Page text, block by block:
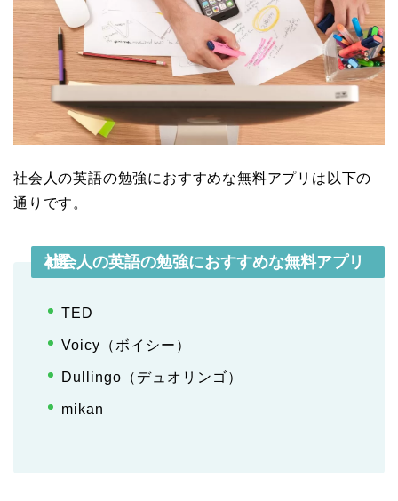
社会人の英語の勉強におすすめな無料アプリは以下の
通りです。
社会人の英語の勉強におすすめな無料アプリ4選
TED
Voicy（ボイシー）
Dullingo（デュオリンゴ）
mikan